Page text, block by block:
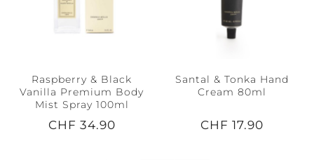
Raspberry & Black
Vanilla Premium Body
Mist Spray 100ml
CHF 34.90
Santal & Tonka Hand
Cream 80ml
CHF 17.90